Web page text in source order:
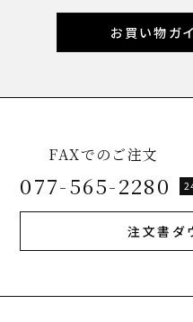
お買い物ガ
FAXでのご注文
077-565-2280
注文書ダ